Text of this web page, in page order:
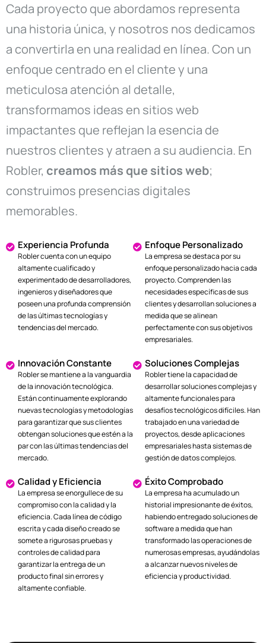
Cada proyecto que abordamos representa
una historia única, y nosotros nos dedicamos
a convertirla en una realidad en línea. Con un
enfoque centrado en el cliente y una
meticulosa atención al detalle,
transformamos ideas en sitios web
impactantes que reflejan la esencia de
nuestros clientes y atraen a su audiencia. En
Robler, creamos más que sitios web;
construimos presencias digitales
memorables.
Experiencia Profunda
Robler cuenta con un equipo
altamente cualificado y
experimentado de desarrolladores,
ingenieros y diseñadores que
poseen una profunda comprensión
de las últimas tecnologías y
tendencias del mercado.
Enfoque Personalizado
La empresa se destaca por su
enfoque personalizado hacia cada
proyecto. Comprenden las
necesidades específicas de sus
clientes y desarrollan soluciones a
medida que se alinean
perfectamente con sus objetivos
empresariales.
Innovación Constante
Robler se mantiene a la vanguardia
de la innovación tecnológica.
Están continuamente explorando
nuevas tecnologías y metodologías
para garantizar que sus clientes
obtengan soluciones que estén a la
par con las últimas tendencias del
mercado.
Soluciones Complejas
Robler tiene la capacidad de
desarrollar soluciones complejas y
altamente funcionales para
desafíos tecnológicos difíciles. Han
trabajado en una variedad de
proyectos, desde aplicaciones
empresariales hasta sistemas de
gestión de datos complejos.
Calidad y Eficiencia
La empresa se enorgullece de su
compromiso con la calidad y la
eficiencia. Cada línea de código
escrita y cada diseño creado se
somete a rigurosas pruebas y
controles de calidad para
garantizar la entrega de un
producto final sin errores y
altamente confiable.
Éxito Comprobado
La empresa ha acumulado un
historial impresionante de éxitos,
habiendo entregado soluciones de
software a medida que han
transformado las operaciones de
numerosas empresas, ayudándolas
a alcanzar nuevos niveles de
eficiencia y productividad.